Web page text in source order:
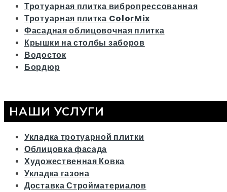
Тротуарная плитка вибропрессованная
Тротуарная плитка ColorMix
Фасадная облицовочная плитка
Крышки на столбы заборов
Водосток
Бордюр
НАШИ УСЛУГИ
Укладка тротуарной плитки
Облицовка фасада
Художественная Ковка
Укладка газона
Доставка Стройматериалов